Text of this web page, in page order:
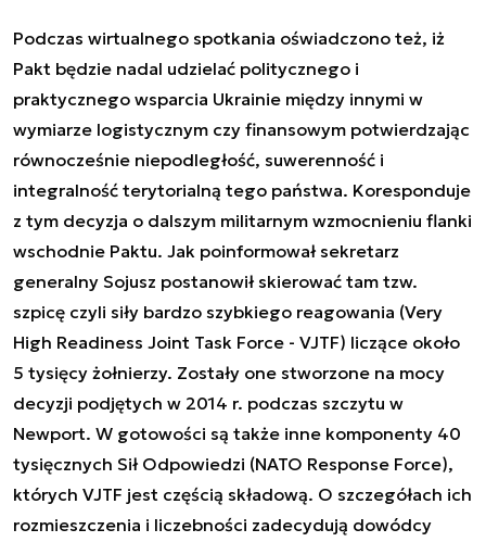
Podczas wirtualnego spotkania oświadczono też, iż
Pakt będzie nadal udzielać politycznego i
praktycznego wsparcia Ukrainie między innymi w
wymiarze logistycznym czy finansowym potwierdzając
równocześnie niepodległość, suwerenność i
integralność terytorialną tego państwa. Koresponduje
z tym decyzja o dalszym militarnym wzmocnieniu flanki
wschodnie Paktu. Jak poinformował sekretarz
generalny Sojusz postanowił skierować tam tzw.
szpicę czyli siły bardzo szybkiego reagowania (Very
High Readiness Joint Task Force - VJTF) liczące około
5 tysięcy żołnierzy. Zostały one stworzone na mocy
decyzji podjętych w 2014 r. podczas szczytu w
Newport. W gotowości są także inne komponenty 40
tysięcznych Sił Odpowiedzi (NATO Response Force),
których VJTF jest częścią składową. O szczegółach ich
rozmieszczenia i liczebności zadecydują dowódcy